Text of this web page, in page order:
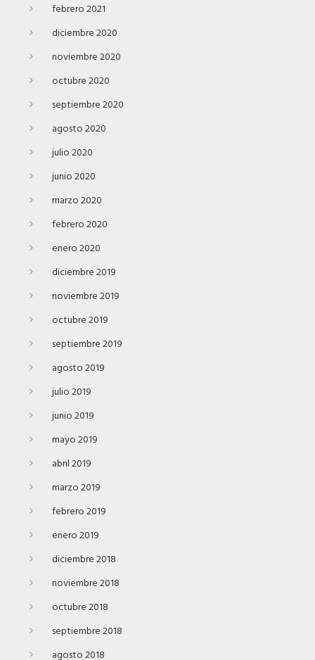
febrero 2021
diciembre 2020
noviembre 2020
octubre 2020
septiembre 2020
agosto 2020
julio 2020
junio 2020
marzo 2020
febrero 2020
enero 2020
diciembre 2019
noviembre 2019
octubre 2019
septiembre 2019
agosto 2019
julio 2019
junio 2019
mayo 2019
abril 2019
marzo 2019
febrero 2019
enero 2019
diciembre 2018
noviembre 2018
octubre 2018
septiembre 2018
agosto 2018